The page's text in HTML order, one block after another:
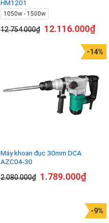
HM1201
1050w - 1500w
12.754.000₫ 12.116.000₫
Máy khoan đục 30mm DCA
AZC04-30
2.080.000₫
-14%
1.789.000₫
-9%